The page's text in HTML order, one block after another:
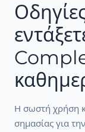
Η σωστή χρήση
σημασίας για